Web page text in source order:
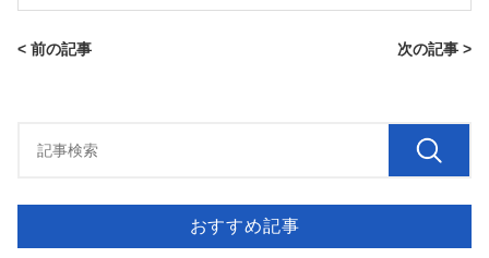
< 前の記事 次の記事 >
おすすめ記事